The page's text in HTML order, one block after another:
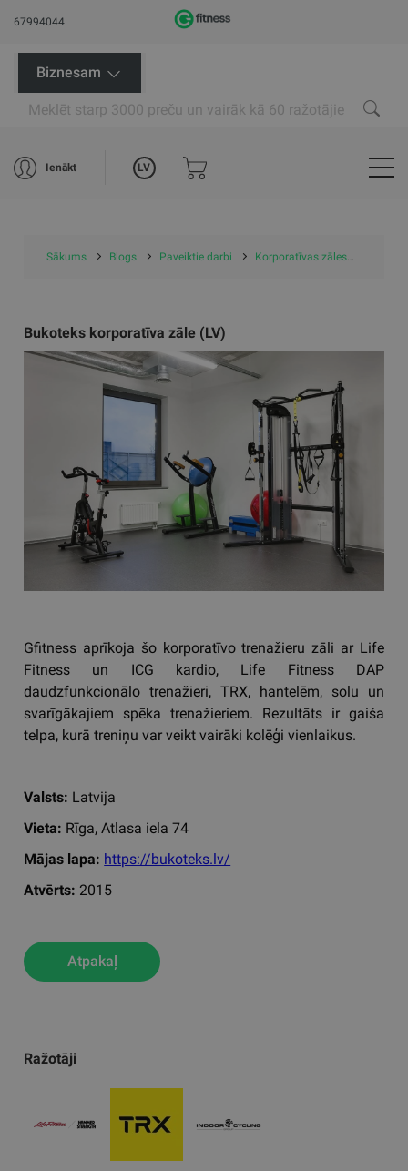
67994044
Biznesam
Ienākt LV
Sākums Blogs Paveiktie darbi Korporatīvas zāles
Ražotāji
Bukoteks korporatīva zāle (LV)
Gfitness aprīkoja šo korporatīvo trenažieru zāli ar Life
Fitness un ICG kardio, Life Fitness DAP
daudzfunkcionālo trenažieri, TRX, hantelēm, solu un
svarīgākajiem spēka trenažieriem. Rezultāts ir gaiša
telpa, kurā treniņu var veikt vairāki kolēģi vienlaikus.
Valsts: Latvija
Vieta: Rīga, Atlasa iela 74
Mājas lapa: https://bukoteks.lv/
Atvērts: 2015
Atpakaļ